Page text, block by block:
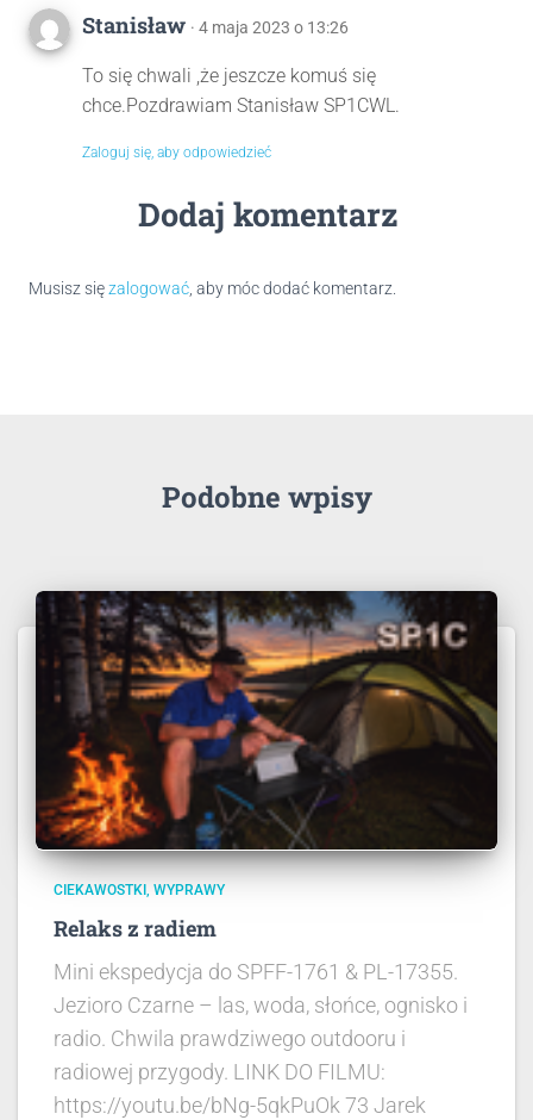
Stanisław · 4 maja 2023 o 13:26
To się chwali ,że jeszcze komuś się
chce.Pozdrawiam Stanisław SP1CWL.
Zaloguj się, aby odpowiedzieć
Dodaj komentarz
Musisz sięzalogować, aby móc dodać komentarz.
Podobne wpisy
CIEKAWOSTKI WYPRAWY
Relaks z radiem
Mini ekspedycja do SPFF-1761 & PL-17355.
Jezioro Czarne – las, woda, słońce, ognisko i
radio. Chwila prawdziwego outdooru i
radiowej przygody. LINK DO FILMU:
https://youtu.be/bNg-5qkPuOk 73 Jarek